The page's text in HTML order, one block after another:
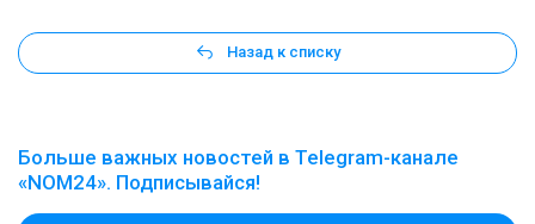
Назад к списку
Больше важных новостей в Telegram-канале
«NOM24». Подписывайся!